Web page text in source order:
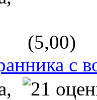
(5,00)
с